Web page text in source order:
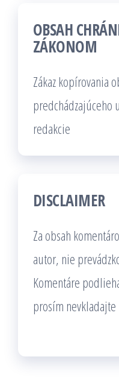
OBSAH
ZÁKONOM
Zákaz kopírovania
predchádzajúceho
redakcie
DISCLAIMER
Za obsah
autor, nie
Komentáre
prosím